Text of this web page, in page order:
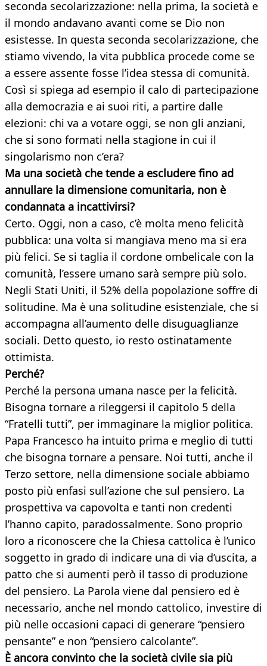
seconda secolarizzazione: nella prima, la società e
il mondo andavano avanti come se Dio non
esistesse. In questa seconda secolarizzazione, che
stiamo vivendo, la vita pubblica procede come se
a essere assente fosse l’idea stessa di comunità.
Così si spiega ad esempio il calo di partecipazione
alla democrazia e ai suoi riti, a partire dalle
elezioni: chi va a votare oggi, se non gli anziani,
che si sono formati nella stagione in cui il
singolarismo non c’era?
Ma una società che tende a escludere fino ad
annullare la dimensione comunitaria, non è
condannata a incattivirsi?
Certo. Oggi, non a caso, c’è molta meno felicità
pubblica: una volta si mangiava meno ma si era
più felici. Se si taglia il cordone ombelicale con la
comunità, l’essere umano sarà sempre più solo.
Negli Stati Uniti, il 52% della popolazione soffre di
solitudine. Ma è una solitudine esistenziale, che si
accompagna all’aumento delle disuguaglianze
sociali. Detto questo, io resto ostinatamente
ottimista.
Perché?
Perché la persona umana nasce per la felicità.
Bisogna tornare a rileggersi il capitolo 5 della
“Fratelli tutti”, per immaginare la miglior politica.
Papa Francesco ha intuito prima e meglio di tutti
che bisogna tornare a pensare. Noi tutti, anche il
Terzo settore, nella dimensione sociale abbiamo
posto più enfasi sull’azione che sul pensiero. La
prospettiva va capovolta e tanti non credenti
l’hanno capito, paradossalmente. Sono proprio
loro a riconoscere che la Chiesa cattolica è l’unico
soggetto in grado di indicare una di via d’uscita, a
patto che si aumenti però il tasso di produzione
del pensiero. La Parola viene dal pensiero ed è
necessario, anche nel mondo cattolico, investire di
più nelle occasioni capaci di generare “pensiero
pensante” e non “pensiero calcolante”.
È ancora convinto che la società civile sia più